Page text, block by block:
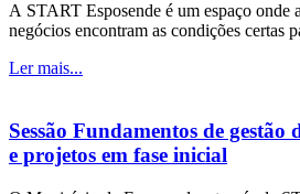
A START Esposende é um espaço onde
negócios encontram as condições certas
Ler mais...
Sessão Fundamentos de
e projetos em fase inicial